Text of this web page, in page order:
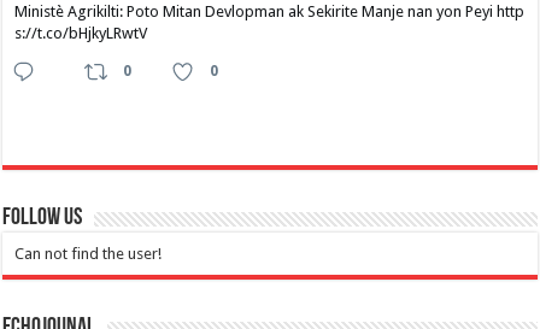
Ministè Agrikilti: Poto Mitan Devlopman ak Sekirite Manje nan yon Peyi http
s://t.co/bHjkyLRwtV
0 0
Follow Us
Can not find the user!